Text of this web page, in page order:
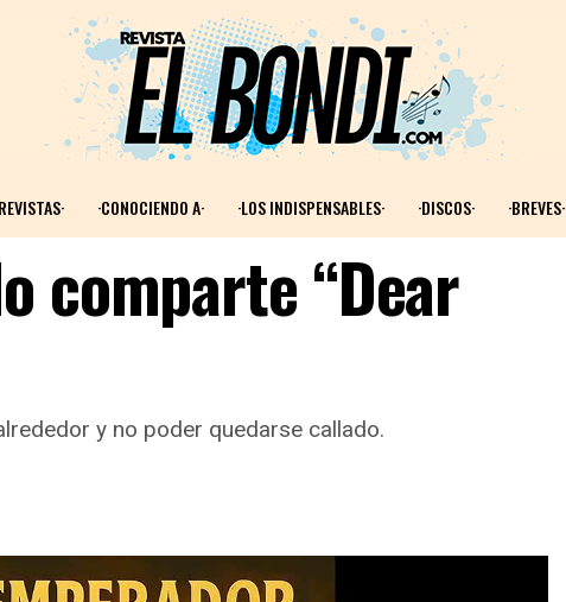
·CONOCIENDO A· ·LOS INDISPENSABLES· ·DISCOS· ·BREVES·
comparte “Dear
y no poder quedarse callado.